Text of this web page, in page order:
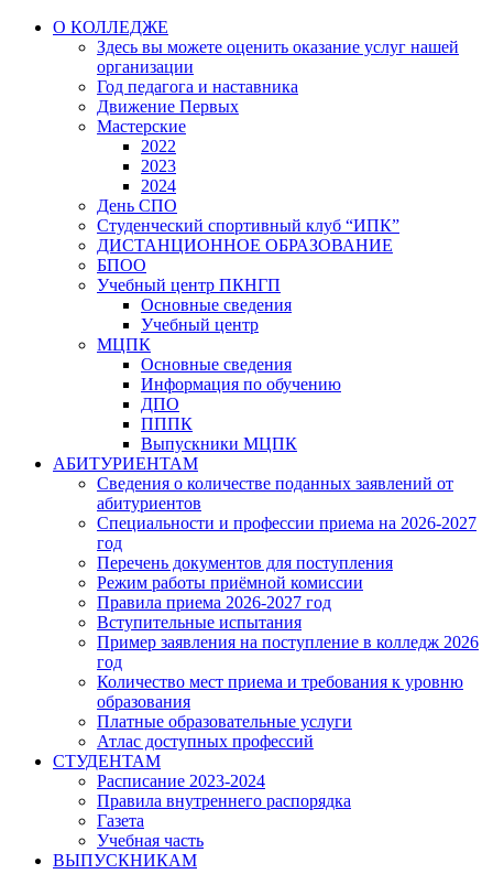
О КОЛЛЕДЖЕ
Здесь вы можете оценить оказание услуг нашей
организации
Год педагога и наставника
Движение Первых
Мастерские
2022
2023
2024
День СПО
Студенческий спортивный клуб “ИПК”
ДИСТАНЦИОННОЕ ОБРАЗОВАНИЕ
БПОО
Учебный центр ПКНГП
Основные сведения
Учебный центр
МЦПК
Основные сведения
Информация по обучению
ДПО
ПППК
Выпускники МЦПК
АБИТУРИЕНТАМ
Сведения о количестве поданных заявлений от
абитуриентов
Специальности и профессии приема на 2026-2027
год
Перечень документов для поступления
Режим работы приёмной комиссии
Правила приема 2026-2027 год
Вступительные испытания
Пример заявления на поступление в колледж 2026
год
Количество мест приема и требования к уровню
образования
Платные образовательные услуги
Атлас доступных профессий
СТУДЕНТАМ
Расписание 2023-2024
Правила внутреннего распорядка
Газета
Учебная часть
ВЫПУСКНИКАМ